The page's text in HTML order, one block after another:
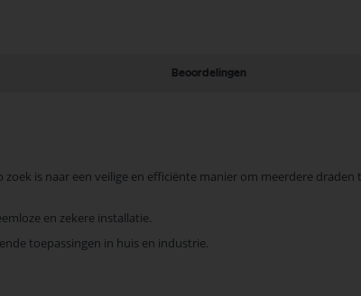
Beoordelingen
is naar een veilige en efficiënte manier om meerdere
en zekere installatie.
toepassingen in huis en industrie.